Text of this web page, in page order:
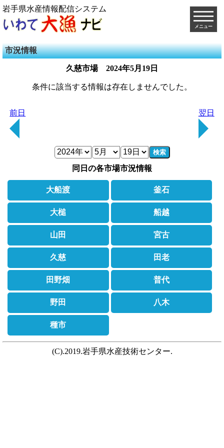
岩手県水産情報配信システム
メニュー
市況情報
久慈市場 2024年5月19日
条件に該当する情報は存在しませんでした。
前日 翌日
検索
同日の各市場市況情報
大船渡 釜石
大槌 船越
山田 宮古
久慈 田老
田野畑 普代
野田 八木
種市
(C).2019.岩手県水産技術センター.